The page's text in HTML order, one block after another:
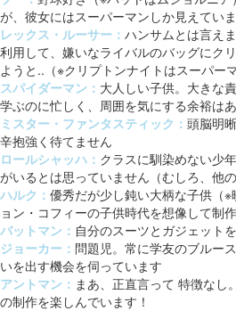
が、彼女にはスーパーマンしか見えてい
レックス・ルーサー： ハンサムとは言え
利用して、嫌いなライバルのバッグにク
ようと..（※クリプトンナイトはスーパー
スパイダーマン： 大人しい子供。大きな
学ぶのに忙しく、周囲を気にする余裕は
ミスター・ファンタスティック： 頭脳明
辛抱強く待てません
ロールシャッハ： クラスに馴染めない少
がいるとは思っていません（むしろ、他の
ハルク： 優秀だが少し鈍い大柄な子供（
ョン・コフィーの子供時代を想像して制作
バットマン： 自分のスーツとガジェット
ジョーカー： 問題児。常に学友のブルー
いを出す機会を伺っています
アントマン： まあ、正直言って 特徴なし
の制作を楽しんでいます！